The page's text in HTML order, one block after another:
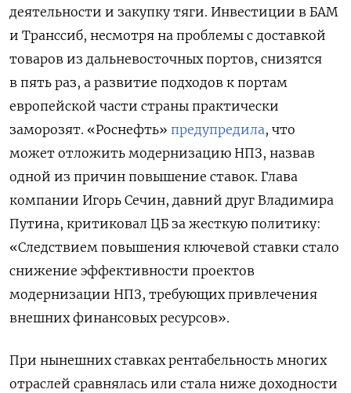
деятельности и закупку тяги. Инвестиции в БАМ
и Транссиб, несмотря на проблемы с доставкой
товаров из дальневосточных портов, снизятся
в пять раз, а развитие подходов к портам
европейской части страны практически
заморозят. «Роснефть» предупредила, что
может отложить модернизацию НПЗ, назвав
одной из причин повышение ставок. Глава
компании Игорь Сечин, давний друг Владимира
Путина, критиковал ЦБ за жесткую политику:
«Следствием повышения ключевой ставки стало
снижение эффективности проектов
модернизации НПЗ, требующих привлечения
внешних финансовых ресурсов».
При нынешних ставках рентабельность многих
отраслей сравнялась или стала ниже доходности